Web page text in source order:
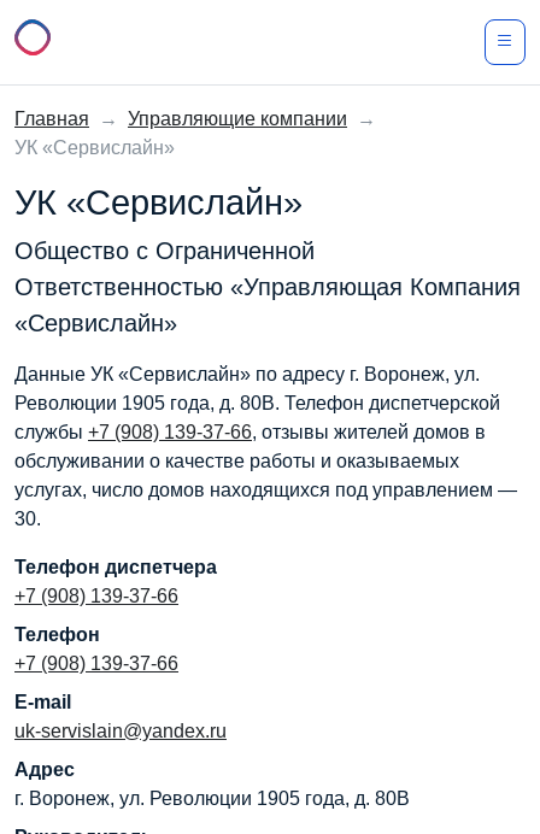
Главная → Управляющие компании
→
УК «Сервислайн»
УК «Сервислайн»
Общество с Ограниченной
Ответственностью «Управляющая Компания
«Сервислайн»
Данные УК «Сервислайн» по адресу г. Воронеж, ул.
Революции 1905 года, д. 80В. Телефон диспетчерской
службы +7 (908) 139-37-66, отзывы жителей домов в
обслуживании о качестве работы и оказываемых
услугах, число домов находящихся под управлением —
30.
Телефон диспетчера
+7 (908) 139-37-66
Телефон
+7 (908) 139-37-66
E-mail
uk-servislain@yandex.ru
Адрес
г. Воронеж, ул. Революции 1905 года, д. 80В